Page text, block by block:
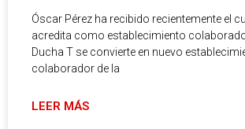
Óscar Pérez ha recibido recientemente el
acredita como establecimiento
Ducha T se convierte en nuevo
colaborador de la
LEER MÁS